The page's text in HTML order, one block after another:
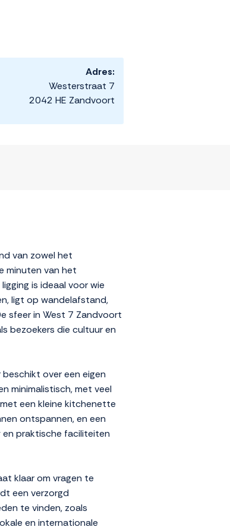
Adres:
Westerstraat 7
2042 HE Zandvoort
van zowel het
minuten van het
is ideaal voor wie
ligt op wandelafstand,
sfeer in West 7 Zandvoort
bezoekers die cultuur en
over een eigen
minimalistisch, met veel
een kleine kitchenette
ontspannen, en een
en praktische faciliteiten
klaar om vragen te
een verzorgd
te vinden, zoals
en internationale